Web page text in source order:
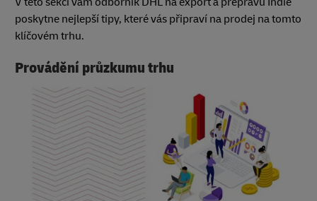
poskytne nejlepší tipy, které vás připraví na prodej na tomto
klíčovém trhu.
Provádění průzkumu trhu